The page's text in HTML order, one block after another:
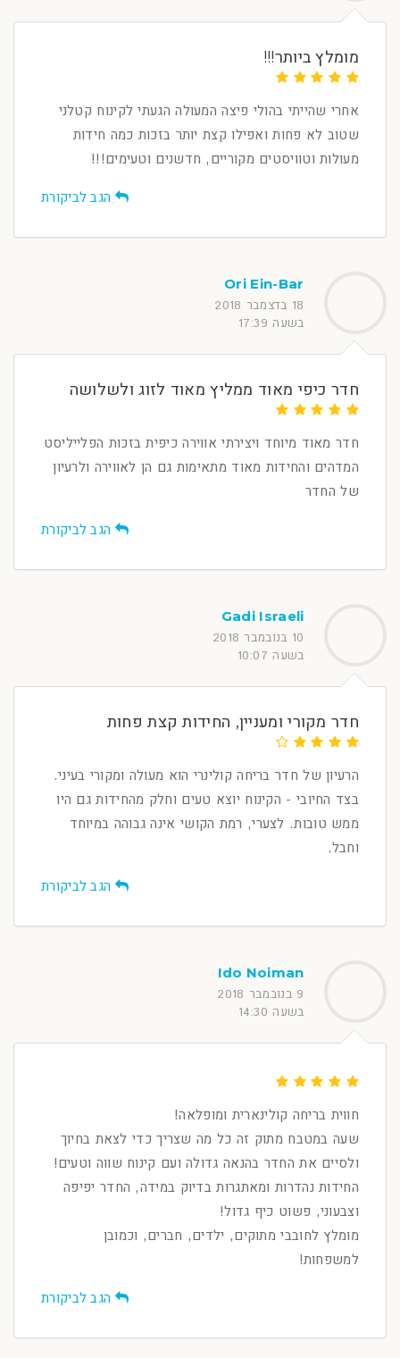
מומלץ ביותר!!!
אחרי שהייתי בהולי פיצה המעולה הגעתי לקינוח קטלני
שטוב לא פחות ואפילו קצת יותר בזכות כמה חידות
מעולות וטוויסטים מקוריים, חדשנים וטעימים!!!
הגב לביקורת
Ori Ein-Bar
18 בדצמבר 2018
בשעה 17:39
חדר כיפי מאוד ממליץ מאוד לזוג ולשלושה
חדר מאוד מיוחד ויצירתי אווירה כיפית בזכות הפלייליסט
המדהים והחידות מאוד מתאימות גם הן לאווירה ולרעיון
של החדר
הגב לביקורת
Gadi Israeli
10 בנובמבר 2018
בשעה 10:07
חדר מקורי ומעניין, החידות קצת פחות
הרעיון של חדר בריחה קולינרי הוא מעולה ומקורי בעיני.
בצד החיובי - הקינוח יוצא טעים וחלק מהחידות גם היו
ממש טובות. לצערי, רמת הקושי אינה גבוהה במיוחד
וחבל.
הגב לביקורת
Ido Noiman
9 בנובמבר 2018
בשעה 14:30
חווית בריחה קולינארית ומופלאה!
שעה במטבח מתוק זה כל מה שצריך כדי לצאת בחיוך
ולסיים את החדר בהנאה גדולה ועם קינוח שווה וטעים!
החידות נהדרות ומאתגרות בדיוק במידה, החדר יפיפה
וצבעוני, פשוט כיף גדול!
מומלץ לחובבי מתוקים, ילדים, חברים, וכמובן
למשפחות!
הגב לביקורת